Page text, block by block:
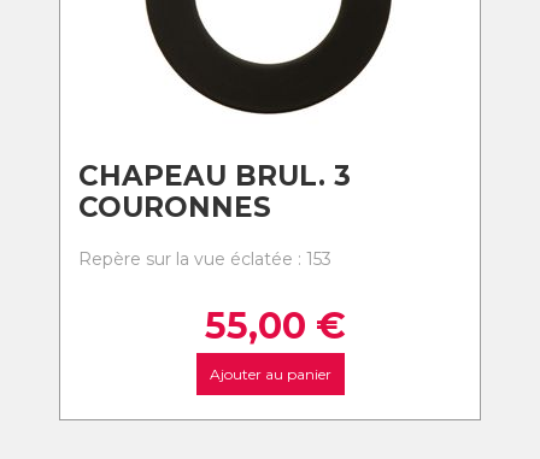
CHAPEAU BRUL. 3
COURONNES
Repère sur la vue éclatée : 153
55,00 €
Ajouter au panier